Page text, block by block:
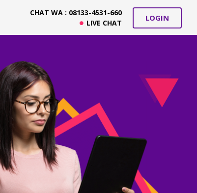
CHAT WA : 08133-4531-660
LIVE CHAT
LOGIN